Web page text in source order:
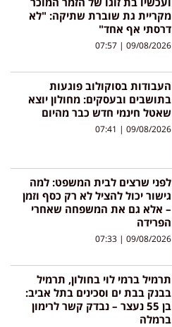
מקריית גת שוברת שתיקה: "לא
דרסתי אף אחד"
09/08/2026
העבודות בסוקולוב פוגעות
בתושבים ובעסקים: מחולון יוצא
שאטל חינמי חדש כבר מהיום
09/08/2026
לפני שרצים לבית המשפט: למה
גישור יכול להציל לא רק כסף וזמן
– אלא גם את המשפחה שאחרי
הפרידה
09/08/2026
תרמיל ברמי לוי בחולון, תרמיל
בבנק בבת ים וסכינים בתל אביב:
בן 55 נעצר – נבדק קשר לרימון
ברמלה